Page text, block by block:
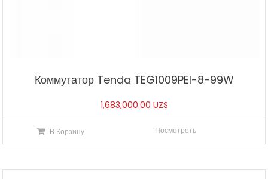
Коммутатор Tenda TEG1009PEI-8-99W
1,683,000.00 UZS
В Корзину Посмотреть